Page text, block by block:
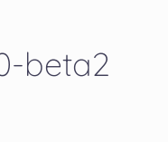
beta2